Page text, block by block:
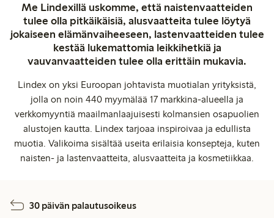
Me Lindexillä uskomme, että naistenvaatteiden
tulee olla pitkäikäisiä, alusvaatteita tulee löytyä
jokaiseen elämänvaiheeseen, lastenvaatteiden tulee
kestää lukemattomia leikkihetkiä ja
vauvanvaatteiden tulee olla erittäin mukavia.
Lindex on yksi Euroopan johtavista muotialan yrityksistä,
jolla on noin 440 myymälää 17 markkina-alueella ja
verkkomyyntiä maailmanlaajuisesti kolmansien osapuolien
alustojen kautta. Lindex tarjoaa inspiroivaa ja edullista
muotia. Valikoima sisältää useita erilaisia konsepteja, kuten
naisten- ja lastenvaatteita, alusvaatteita ja kosmetiikkaa.
30 päivän palautusoikeus